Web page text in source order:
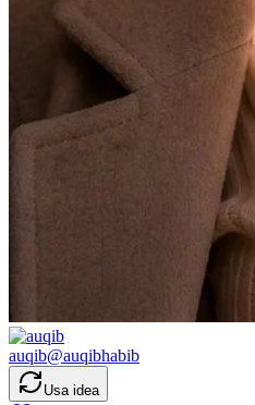
auqib@auqibhabib
Usa idea